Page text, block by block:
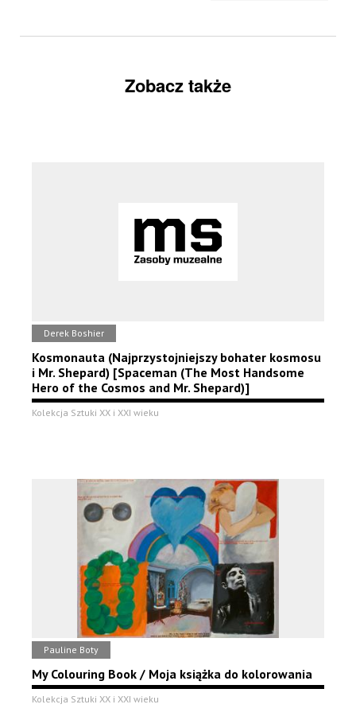
Zobacz także
Derek Boshier
Kosmonauta (Najprzystojniejszy bohater kosmosu
i Mr. Shepard) [Spaceman (The Most Handsome
Hero of the Cosmos and Mr. Shepard)]
Kolekcja Sztuki XX i XXI wieku
Pauline Boty
My Colouring Book / Moja książka do kolorowania
Kolekcja Sztuki XX i XXI wieku